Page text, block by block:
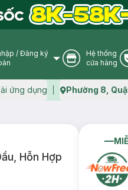
User Icon
/ Đăng ký
Store
Hệ thống
cửa hàng
ứng dụng Phường 8,
Hỗn Hợp